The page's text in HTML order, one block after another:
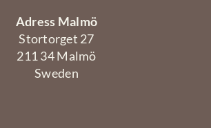
Adress Malmö
Stortorget 27
211 34 Malmö
Sweden